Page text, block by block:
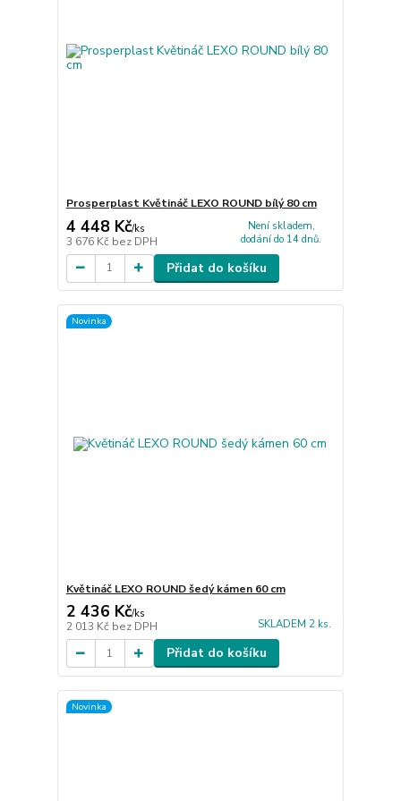
Prosperplast Květináč LEXO ROUND bílý 80 cm
4 448 Kč/ks
3 676 Kč bez DPH
Není skladem,
dodání do 14 dnů.
Přidat do košíku
Novinka
Květináč LEXO ROUND šedý kámen 60 cm
2 436 Kč/ks
2 013 Kč bez DPH SKLADEM 2 ks.
Přidat do košíku
Novinka